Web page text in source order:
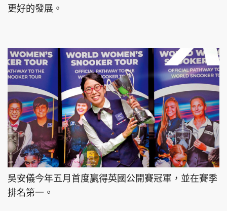
親子王
頭條搵工 EDUPLUS
關於我們
聯絡我們
隱私政策聲明
使用條款
版權及免責聲明
Copyright © 東周網 版權所有 . 不得轉載
©Eastweek.com.hk. All rights reserved.
更好的發展。
吳安儀今年五月首度贏得英國公開賽冠軍，並在賽季
排名第一。